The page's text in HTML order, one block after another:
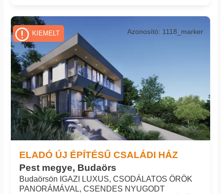
ELADÓ ÚJ ÉPÍTÉSŰ CSALÁDI HÁZ
Pest megye, Budaörs
Azonosító: 1118_marker
Budaörsön IGAZI LUXUS, CSODÁLATOS ÖRÖK
PANORÁMÁVAL, CSENDES NYUGODT
KIEMELT